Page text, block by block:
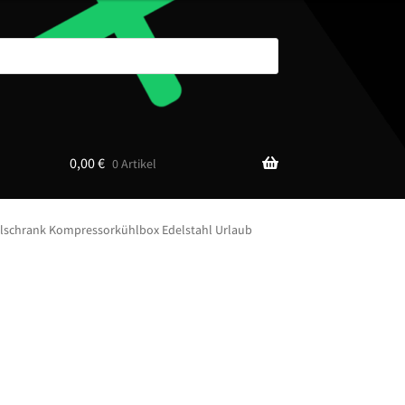
0,00€ 0 Artikel
Kompressorkühlbox Edelstahl Urlaub